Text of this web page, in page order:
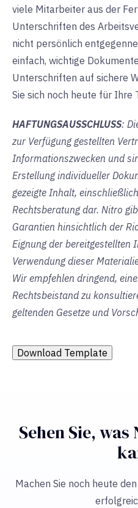
viele Mitarbeiter aus der
Unterschriften des
nicht persönlich
einfach, wichtige
Unterschriften auf sichere
Sie sich noch heute für Ihre
HAFTUNGSAUSSCHLUSS:
zur Verfügung gestellten
Informationszwecken und
Erstellung individueller
gezeigte Inhalt,
Rechtsberatung dar. Nitro
Garantien hinsichtlich der
Eignung der bereitgestellten
Verwendung dieser
Wir empfehlen dringend,
Rechtsbeistand zu
geltenden Gesetze und
Download Template
Sehen Sie,
Machen Sie noch heute